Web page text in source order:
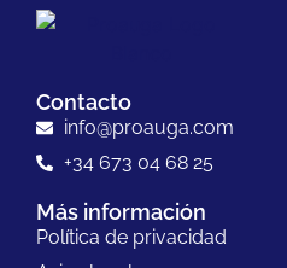
Contacto
info@proauga.com
+34 673 04 68 25
Más información
Política de privacidad